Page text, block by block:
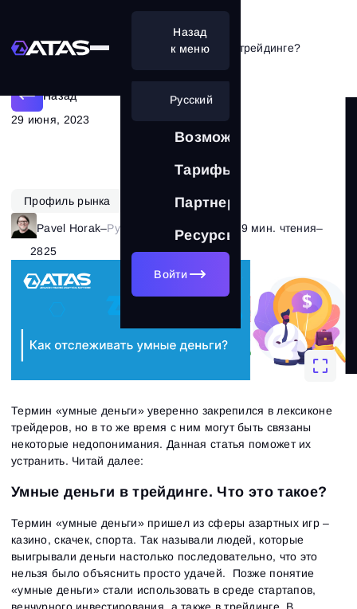
Возможности
Тарифы
Партнерам
Ресурсы
Русский
Войти
Назад
к меню
Как отслеживать умные деньги в трейдинге?
Назад
29 июня, 2023
Профиль рынка
Pavel Horak–Рубрика: Теория рынка 9 мин. чтения–
2825
Термин «‎умные деньги» уверенно закрепился в лексиконе
трейдеров, но в то же время с ним могут быть связаны
некоторые недопонимания. Данная статья поможет их
устранить. Читай далее:
Умные деньги в трейдинге. Что это такое?
Термин «‎умные деньги» пришел из сферы азартных игр –
казино, скачек, спорта. Так называли людей, которые
выигрывали деньги настолько последовательно, что это
нельзя было объяснить просто удачей. Позже понятие
«‎умные деньги» стали использовать в среде стартапов,